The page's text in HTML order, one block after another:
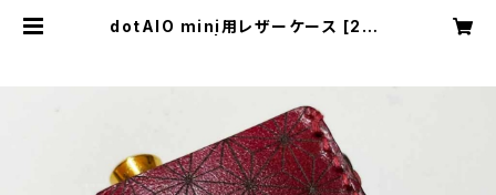
dotAIO mini用レザーケース [236